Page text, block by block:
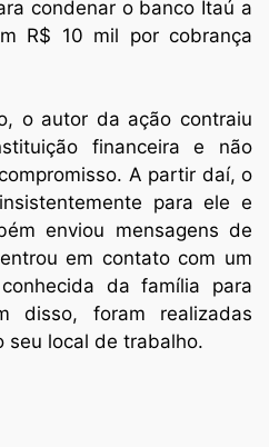
condenar o banco Itaú a
R$ 10 mil por cobrança
o autor da ação contraiu
financeira e não
A partir daí, o
para ele e
enviou mensagens de
em contato com um
da família para
disso, foram realizadas
seu local de trabalho.